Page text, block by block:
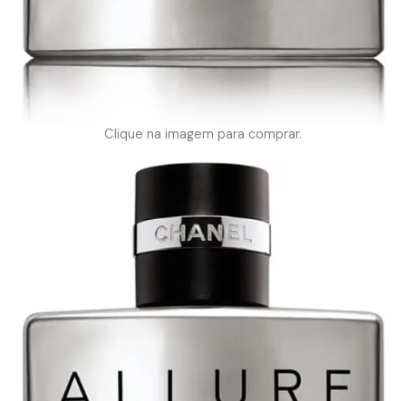
Clique na imagem para comprar.